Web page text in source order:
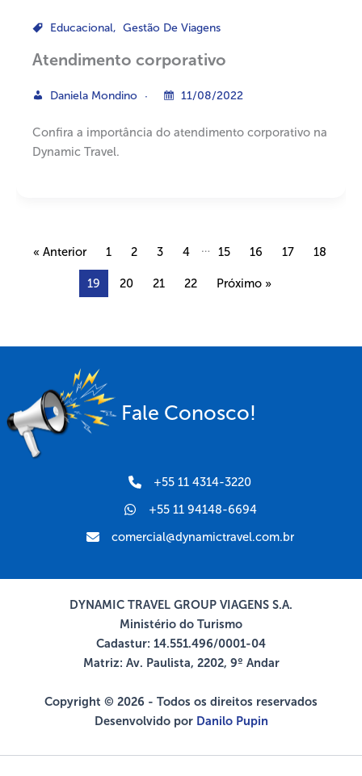
Educacional, Gestão De Viagens
Atendimento corporativo
Daniela Mondino 11/08/2022
Confira a importância do atendimento corporativo na
Dynamic Travel.
« Anterior 1 2 3 4 … 15 16 17 18
19 20 21 22 Próximo »
Fale Conosco!
+55 11 4314-3220
+55 11 94148-6694
comercial@dynamictravel.com.br
DYNAMIC TRAVEL GROUP VIAGENS S.A.
Ministério do Turismo
Cadastur: 14.551.496/0001-04
Matriz: Av. Paulista, 2202, 9º Andar
Copyright © 2026 - Todos os direitos reservados
Desenvolvido por Danilo Pupin